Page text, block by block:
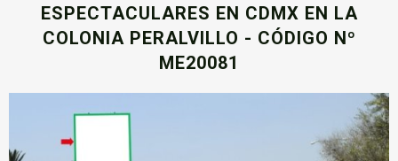
ESPECTACULARES EN CDMX EN LA
COLONIA PERALVILLO - CÓDIGO Nº
ME20081